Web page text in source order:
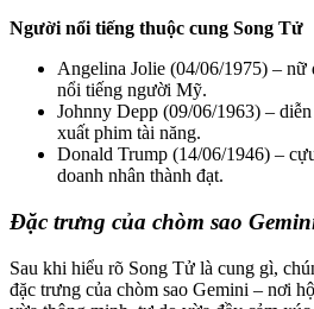
Người nổi tiếng thuộc cung Song Tử
Angelina Jolie (04/06/1975) – nữ
nổi tiếng người Mỹ.
Johnny Depp (09/06/1963) –
xuất phim tài năng.
Donald Trump (14/06/1946) –
doanh nhân thành đạt.
Đặc trưng của chòm sao
Sau khi hiểu rõ Song Tử là cung gì,
đặc trưng của chòm sao Gemini – nơi